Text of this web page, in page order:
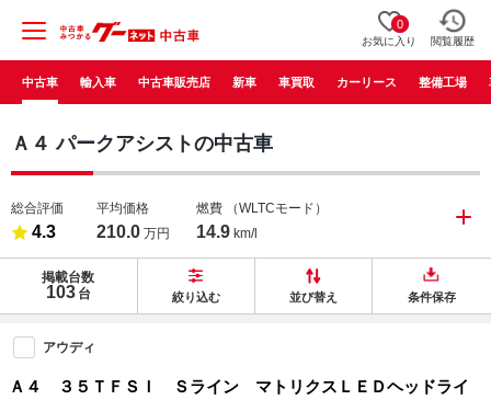
0
お気に入り 閲覧履歴
中古車 輸入車 中古車販売店 新車 車買取 カーリース 整備工場
Ａ４ パークアシストの中古車
総合評価
4.3
平均価格
210.0 万円
燃費 （WLTCモード）
14.9 km/l
掲載台数
103 台 絞り込む 並び替え 条件保存
アウディ
Ａ４ ３５ＴＦＳＩ Ｓライン マトリクスＬＥＤヘッドライ